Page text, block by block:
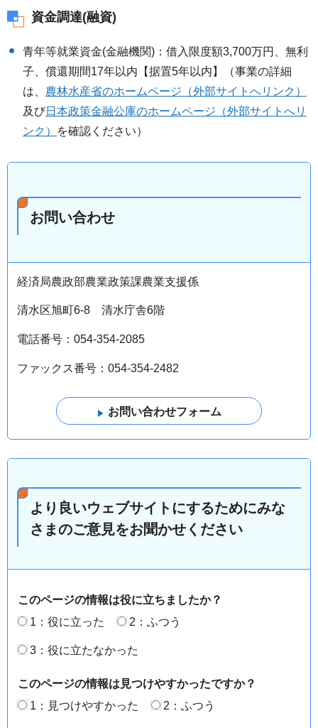
資金調達(融資)
青年等就業資金(金融機関)：借入限度額3,700万円、無利
子、償還期間17年以内【据置5年以内】（事業の詳細
は、 農林水産省のホームページ（外部サイトへリンク）
及び日本政策金融公庫のホームページ（外部サイトへリ
ンク）
を確認ください）
お問い合わせ
経済局農政部農業政策課農業支援係
清水区旭町6-8 清水庁舎6階
電話番号：054-354-2085
ファックス番号：054-354-2482
より良いウェブサイトにするためにみな
さまのご意見をお聞かせください
このページの情報は役に立ちましたか？
1：役に立った
2：ふつう
3：役に立たなかった
このページの情報は見つけやすかったですか？
1：見つけやすかった
2：ふつう